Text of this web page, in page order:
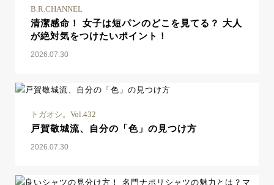
B.R.CHANNEL
清潔感命！ 女子は短パンのどこを見てる？ 大人
が絶対気をつけたいポイント！
2026.07.30
トガオシ。Vol.432
戸賀敬城流、自分の「色」の見つけ方
2026.07.30